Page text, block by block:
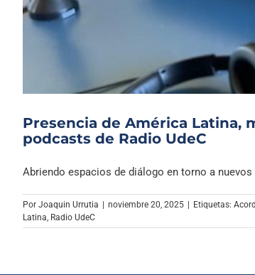
Presencia de América Latina,
podcasts de Radio UdeC
Abriendo espacios de diálogo en torno a nuevos
Por Joaquin Urrutia noviembre 20, 2025 Etiquetas:
Latina, Radio UdeC